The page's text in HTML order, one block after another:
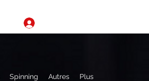
Spinning Autres Plus